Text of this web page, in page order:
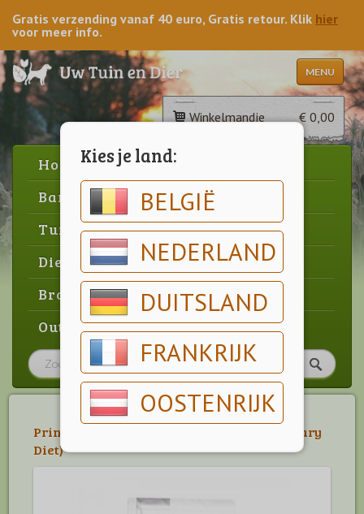
Kies je land:
BELGIË
NEDERLAND
DUITSLAND
FRANKRIJK
OOSTENRIJK
Gratis verzending vanaf 40 euro, Gratis retour. Klik hier
voor meer info.
MENU
Winkelmandje € 0,00
Home
Barbecue
Tuin
Dier
Brood & gebak
Outlet
Prins
Prins Dieetvoedingen Kat (Veterinary
Diet)